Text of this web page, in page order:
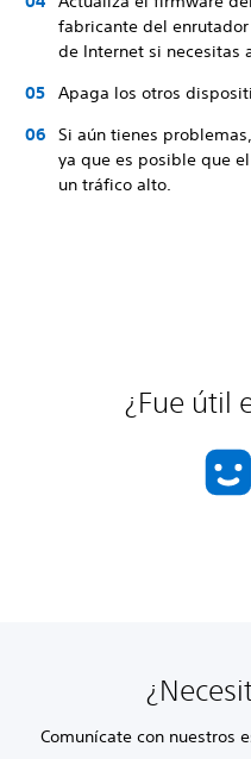
fabricante del
de Internet si necesitas
Apaga los otros
Si aún tienes
ya que es posible que
un tráfico alto.
¿Fue útil
Comunícate con nuestros